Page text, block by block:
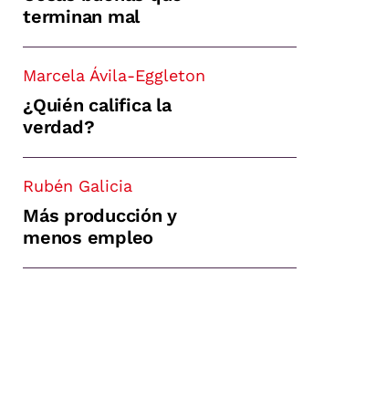
terminan mal
Marcela Ávila-Eggleton
¿Quién califica la
verdad?
Rubén Galicia
Más producción y
menos empleo